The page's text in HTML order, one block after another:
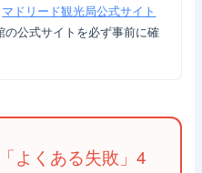
マドリード観光局公式サイト
の公式サイトを必ず事前に確
よくある失敗」4